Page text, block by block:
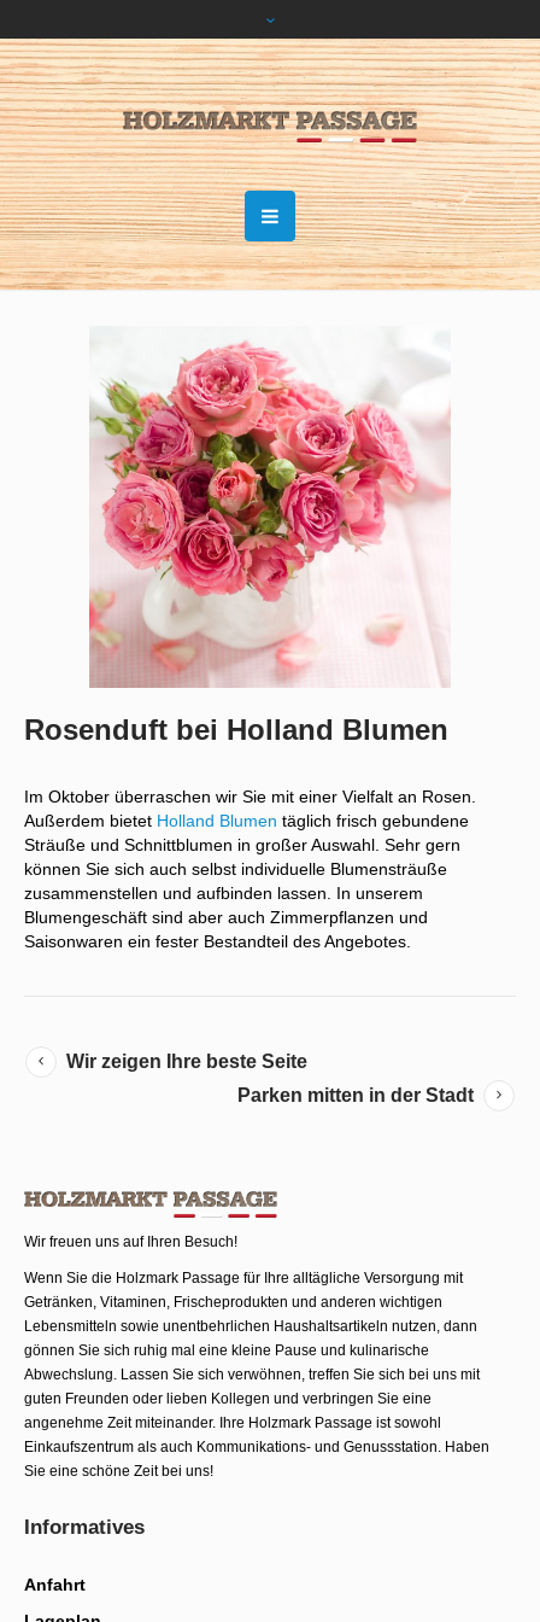
Rosenduft bei Holland Blumen
Im Oktober überraschen wir Sie mit einer Vielfalt an Rosen.
Außerdem bietet Holland Blumen täglich frisch gebundene
Sträuße und Schnittblumen in großer Auswahl. Sehr gern
können Sie sich auch selbst individuelle Blumensträuße
zusammenstellen und aufbinden lassen. In unserem
Blumengeschäft sind aber auch Zimmerpflanzen und
Saisonwaren ein fester Bestandteil des Angebotes.
Wir zeigen Ihre beste Seite
Parken mitten in der Stadt
Wir freuen uns auf Ihren Besuch!
Wenn Sie die Holzmark Passage für Ihre alltägliche Versorgung mit
Getränken, Vitaminen, Frischeprodukten und anderen wichtigen
Lebensmitteln sowie unentbehrlichen Haushaltsartikeln nutzen, dann
gönnen Sie sich ruhig mal eine kleine Pause und kulinarische
Abwechslung. Lassen Sie sich verwöhnen, treffen Sie sich bei uns mit
guten Freunden oder lieben Kollegen und verbringen Sie eine
angenehme Zeit miteinander. Ihre Holzmark Passage ist sowohl
Einkaufszentrum als auch Kommunika­tions- und Genussstation. Haben
Sie eine schöne Zeit bei uns!
Informatives
Anfahrt